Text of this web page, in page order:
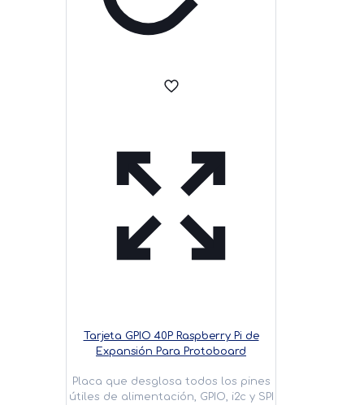
Tarjeta GPIO 40P Raspberry Pi de
Expansión Para Protoboard
Placa que desglosa todos los pines
útiles de alimentación, GPIO, i2c y SPI